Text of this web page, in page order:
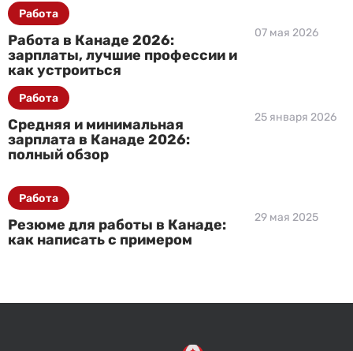
Работа в Канаде 2026:
зарплаты, лучшие профессии и
как устроиться
07 мая 2026
Работа
Средняя и минимальная
зарплата в Канаде 2026:
полный обзор
25 января 2026
Работа
Резюме для работы в Канаде:
как написать с примером
29 мая 2025
Работа